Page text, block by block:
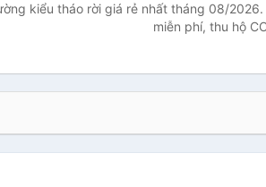
kiểu tháo rời giá rẻ nhất tháng 08/
miễn phí, thu hộ